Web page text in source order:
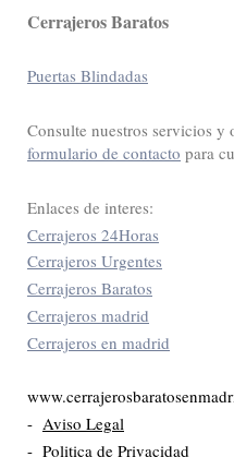
Cerrajeros Baratos
Puertas Blindadas
Consulte nuestros servicios y
formulario de contacto para
Enlaces de interes:
Cerrajeros 24Horas
Cerrajeros Urgentes
Cerrajeros Baratos
Cerrajeros madrid
Cerrajeros en madrid
- Aviso Legal
- Politica de Privacidad